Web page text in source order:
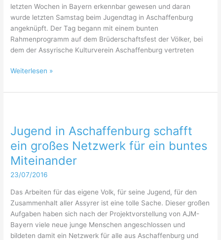
letzten Wochen in Bayern erkennbar gewesen und daran
wurde letzten Samstag beim Jugendtag in Aschaffenburg
angeknüpft. Der Tag begann mit einem bunten
Rahmenprogramm auf dem Brüderschaftsfest der Völker, bei
dem der Assyrische Kulturverein Aschaffenburg vertreten
Vorstellung
AJM-
anschließendem
Sommerfest
in
Aschaffenburg
Weiterlesen »
Jugend in Aschaffenburg schafft
ein großes Netzwerk für ein buntes
Miteinander
23/07/2016
Das Arbeiten für das eigene Volk, für seine Jugend, für den
Zusammenhalt aller Assyrer ist eine tolle Sache. Dieser großen
Aufgaben haben sich nach der Projektvorstellung von AJM-
Bayern viele neue junge Menschen angeschlossen und
bildeten damit ein Netzwerk für alle aus Aschaffenburg und